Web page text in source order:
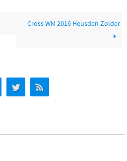
Cross WM 2016 Heusden Zolder